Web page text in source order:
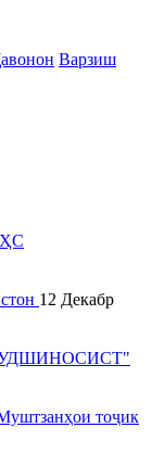
Варзиш
12 Декабр
тоҷик